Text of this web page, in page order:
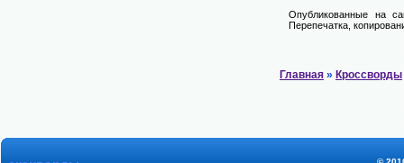
Опубликованные на
Перепечатка,
Главная » Кроссворды